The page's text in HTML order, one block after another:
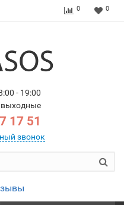
0 0
- 19:00
выходные
17 51
звонок